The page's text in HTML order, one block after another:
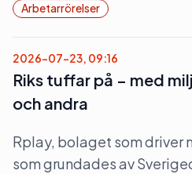
Arbetarrörelser
2026-07-23, 09:16
Riks tuffar på – med
och andra
Rplay, bolaget som driver
som grundades av